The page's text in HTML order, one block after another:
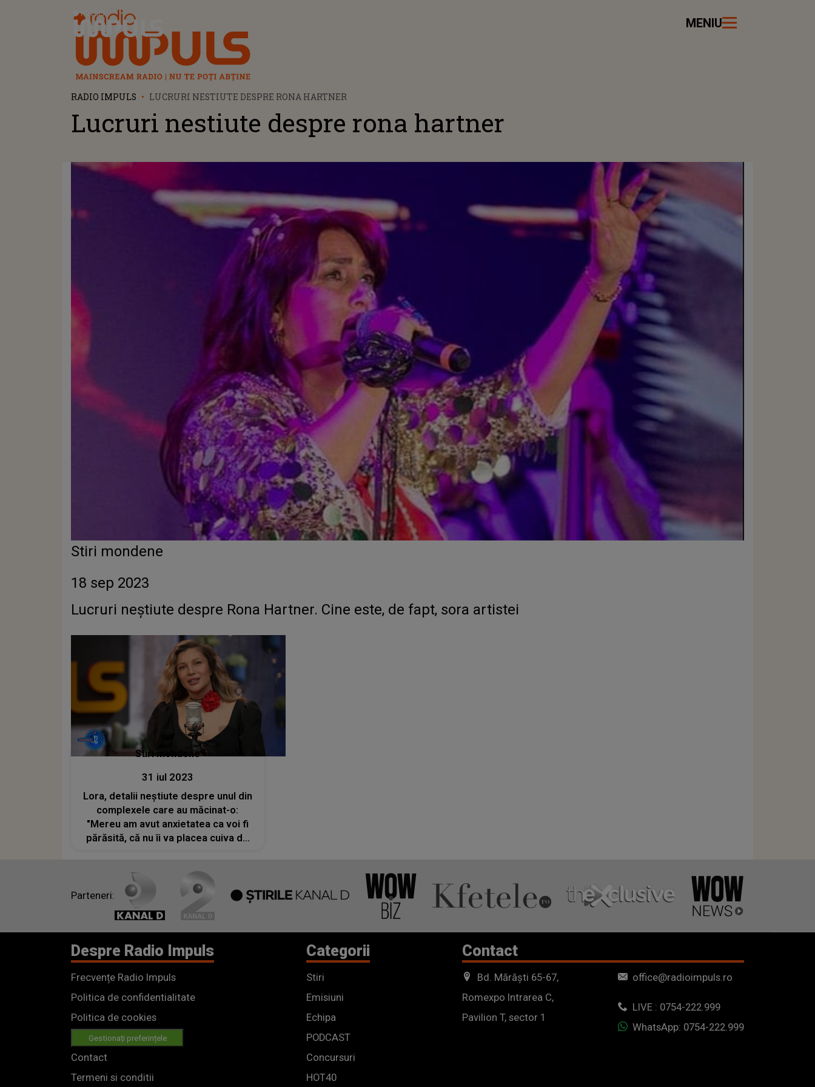
Radio Impuls MENIU
RADIO IMPULS LUCRURI NESTIUTE DESPRE RONA HARTNER
Lucruri nestiute despre rona hartner
Stiri mondene
18 sep 2023
Lucruri neștiute despre Rona Hartner. Cine este, de fapt, sora artistei
Stiri mondene
31 iul 2023
Lora, detalii neștiute despre unul din
complexele care au măcinat-o:
"Mereu am avut anxietatea ca voi fi
părăsită, că nu îi va placea cuiva de
Parteneri:
Despre Radio Impuls
Frecvențe Radio Impuls
Politica de confidentialitate
Politica de cookies
Gestionați preferințele
Contact
Termeni si conditii
Categorii
Stiri
Emisiuni
Echipa
PODCAST
Concursuri
HOT40
Contact
Bd. Mărăști 65-67,
Romexpo Intrarea C,
Pavilion T, sector 1
office@radioimpuls.ro
LIVE : 0754-222.999
WhatsApp: 0754-222.999